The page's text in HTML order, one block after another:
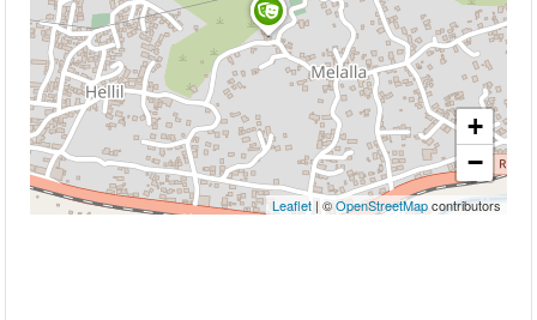
+
−
Leaflet| ©OpenStreetMapcontributors